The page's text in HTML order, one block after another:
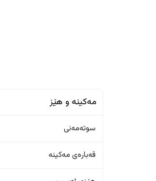
مەکینە و هێز
سوتەمەنی
قەبارەی مەکینە